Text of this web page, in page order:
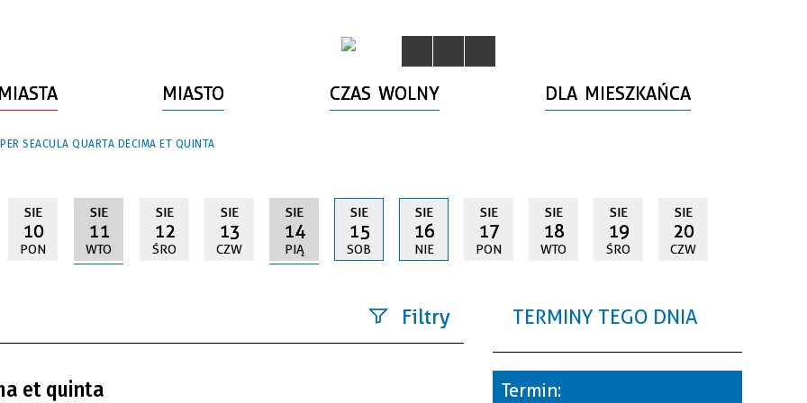
MIASTO CZAS WOLNY DLA MIESZKAŃCA
SEACULA QUARTA DECIMA ET QUINTA
SIE
10
PON
SIE
11
WTO
SIE
12
ŚRO
SIE
13
CZW
SIE
14
PIĄ
SIE
15
SOB
SIE
16
NIE
SIE
17
PON
SIE
18
WTO
SIE
19
ŚRO
SIE
20
CZW
Filtry
et quinta
TERMINY TEGO DNIA
Termin: